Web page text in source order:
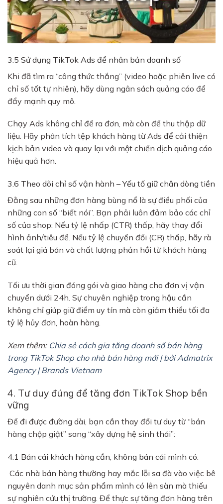
3.5 Sử dụng TikTok Ads để nhân bản doanh số
Khi đã tìm ra “công thức thắng” (video hoặc phiên live có
chỉ số tốt tự nhiên), hãy dùng ngân sách quảng cáo để
đẩy mạnh quy mô.
Chạy Ads không chỉ để ra đơn, mà còn để thu thập dữ
liệu. Hãy phân tích tệp khách hàng từ Ads để cải thiện
kịch bản video và quay lại với một chiến dịch quảng cáo
hiệu quả hơn.
3.6 Theo dõi chỉ số vận hành – Yếu tố giữ chân dòng tiền
Đằng sau những đơn hàng bùng nổ là sự điều phối của
những con số “biết nói”. Bạn phải luôn đảm bảo các chỉ
số của shop: Nếu tỷ lệ nhấp (CTR) thấp, hãy thay đổi
hình ảnh/tiêu đề. Nếu tỷ lệ chuyển đổi (CR) thấp, hãy rà
soát lại giá bán và chất lượng phản hồi từ khách hàng
cũ.
Tối ưu thời gian đóng gói và giao hàng cho đơn vị vận
chuyển dưới 24h. Sự chuyên nghiệp trong hậu cần
không chỉ giúp giữ điểm uy tín mà còn giảm thiểu tối đa
tỷ lệ hủy đơn, hoàn hàng.
Xem thêm: Chia sẻ cách gia tăng doanh số bán hàng
trong TikTok Shop cho nhà bán hàng mới | bởi Admatrix
Agency | Brands Vietnam
4. Tư duy đúng để tăng đơn TikTok Shop bền
vững
Để đi được đường dài, bạn cần thay đổi tư duy từ “bán
hàng chộp giật” sang “xây dựng hệ sinh thái”:
4.1 Bán cái khách hàng cần, không bán cái mình có:
Các nhà bán hàng thường hay mắc lỗi sa đà vào việc bê
nguyên danh mục sản phẩm mình có lên sàn mà thiếu
sự nghiên cứu thị trường. Để thực sự tăng đơn hàng trên